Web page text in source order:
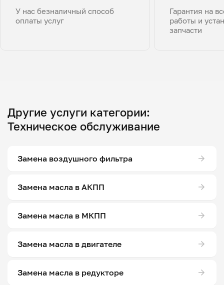
У нас безналичный способ
оплаты услуг
Гарантия на
работы и
запчасти
Другие услуги категории:
Техническое обслуживание
Замена воздушного фильтра
Замена масла в АКПП
Замена масла в МКПП
Замена масла в двигателе
Замена масла в редукторе